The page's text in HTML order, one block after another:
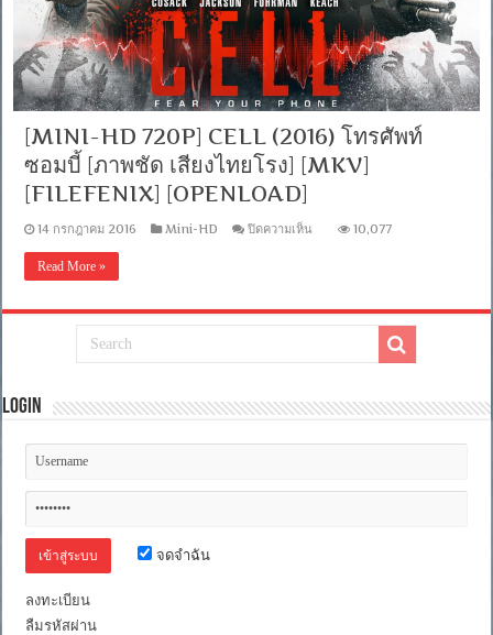
[MINI-HD 720P] CELL (2016) โทรศัพท์
ซอมบี้ [ภาพชัด เสียงไทยโรง] [MKV]
[FILEFENIX] [OPENLOAD]
14 กรกฎาคม 2016 Mini-HD ปิดความเห็น
(2016)
เสียง
โรง]
[OPENLOAD]
10,077
Read More »
Login
จดจำฉัน
ลงทะเบียน
ลืมรหัสผ่าน